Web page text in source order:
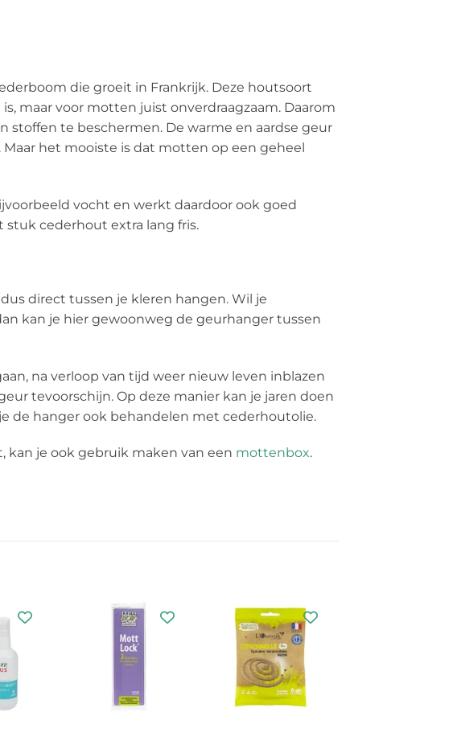
die groeit in Frankrijk. Deze houtsoort
maar voor motten juist onverdraagzaam. Daarom
te beschermen. De warme en aardse geur
het mooiste is dat motten op een geheel
vocht en werkt daardoor ook goed
cederhout extra lang fris.
direct tussen je kleren hangen. Wil je
kan je hier gewoonweg de geurhanger tussen
na verloop van tijd weer nieuw leven inblazen
tevoorschijn. Op deze manier kan je jaren doen
de hanger ook behandelen met cederhoutolie.
kan je ook gebruik maken van een mottenbox.